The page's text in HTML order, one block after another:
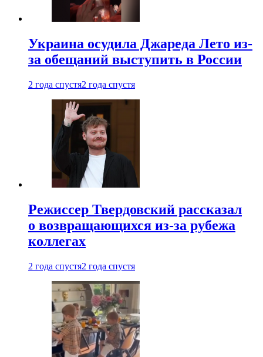
Украина осудила Джареда Лето из-
за обещаний выступить в России
2 года спустя2 года спустя
Режиссер Твердовский рассказал
о возвращающихся из-за рубежа
коллегах
2 года спустя2 года спустя